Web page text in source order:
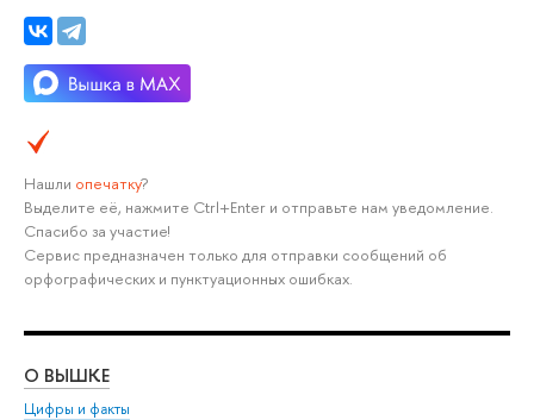
Нашли опечатку?
Выделите её, нажмите Ctrl+Enter и отправьте нам уведомление.
Спасибо за участие!
Сервис предназначен только для отправки сообщений об
орфографических и пунктуационных ошибках.
О ВЫШКЕ
Цифры и факты